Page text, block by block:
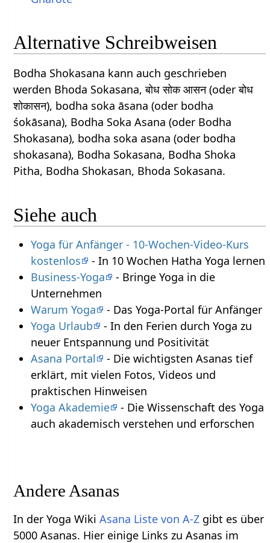
Alternative Schreibweisen
Bodha Shokasana kann auch geschrieben
werden Bhoda Sokasana, बोध सोक आसन (oder बोध
शोकासन), bodha soka āsana (oder bodha
śokāsana), Bodha Soka Asana (oder Bodha
Shokasana), bodha soka asana (oder bodha
shokasana), Bodha Sokasana, Bodha Shoka
Pitha, Bodha Shokasan, Bhoda Sokasana.
Siehe auch
Yoga für Anfänger - 10-Wochen-Video-Kurs
kostenlos
- In 10 Wochen Hatha Yoga lernen
Business-Yoga
- Bringe Yoga in die
Unternehmen
Warum Yoga
- Das Yoga-Portal für Anfänger
Yoga Urlaub
- In den Ferien durch Yoga zu
neuer Entspannung und Positivität
Asana Portal
- Die wichtigsten Asanas tief
erklärt, mit vielen Fotos, Videos und
praktischen Hinweisen
Yoga Akademie
- Die Wissenschaft des Yoga
auch akademisch verstehen und erforschen
Andere Asanas
In der Yoga WikiAsana Liste von A-Z gibt es über
5000 Asanas. Hier einige Links zu Asanas im